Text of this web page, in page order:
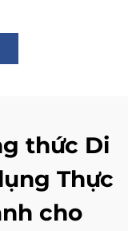
thức Di
Thực
cho